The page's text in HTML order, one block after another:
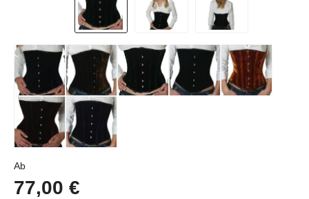
AbRegulärer Preis:
77,00 €